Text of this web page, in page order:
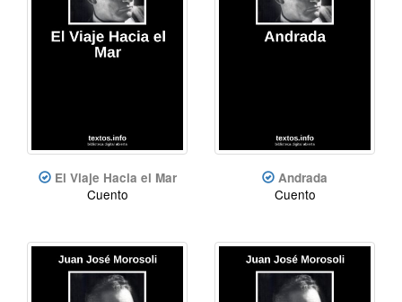
El Viaje Hacia el Mar
Cuento
Andrada
Cuento